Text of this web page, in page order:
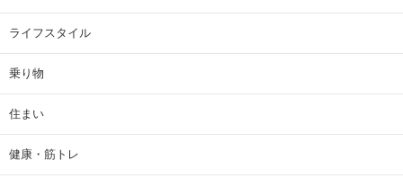
ライフスタイル
乗り物
住まい
健康・筋トレ